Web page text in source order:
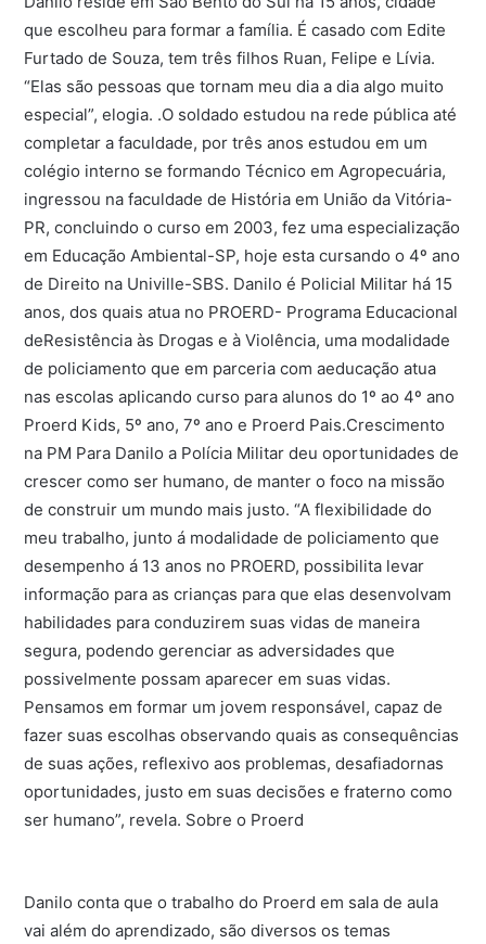
que escolheu para formar a família. É casado com Edite
Furtado de Souza, tem três filhos Ruan, Felipe e Lívia.
“Elas são pessoas que tornam meu dia a dia algo muito
especial”, elogia. .O soldado estudou na rede pública até
completar a faculdade, por três anos estudou em um
colégio interno se formando Técnico em Agropecuária,
ingressou na faculdade de História em União da Vitória-
PR, concluindo o curso em 2003, fez uma especialização
em Educação Ambiental-SP, hoje esta cursando o 4º ano
de Direito na Univille-SBS. Danilo é Policial Militar há 15
anos, dos quais atua no PROERD- Programa Educacional
deResistência às Drogas e à Violência, uma modalidade
de policiamento que em parceria com aeducação atua
nas escolas aplicando curso para alunos do 1º ao 4º ano
Proerd Kids, 5º ano, 7º ano e Proerd Pais.Crescimento
na PM Para Danilo a Polícia Militar deu oportunidades de
crescer como ser humano, de manter o foco na missão
de construir um mundo mais justo. “A flexibilidade do
meu trabalho, junto á modalidade de policiamento que
desempenho á 13 anos no PROERD, possibilita levar
informação para as crianças para que elas desenvolvam
habilidades para conduzirem suas vidas de maneira
segura, podendo gerenciar as adversidades que
possivelmente possam aparecer em suas vidas.
Pensamos em formar um jovem responsável, capaz de
fazer suas escolhas observando quais as consequências
de suas ações, reflexivo aos problemas, desafiadornas
oportunidades, justo em suas decisões e fraterno como
ser humano”, revela. Sobre o Proerd
Danilo conta que o trabalho do Proerd em sala de aula
vai além do aprendizado, são diversos os temas